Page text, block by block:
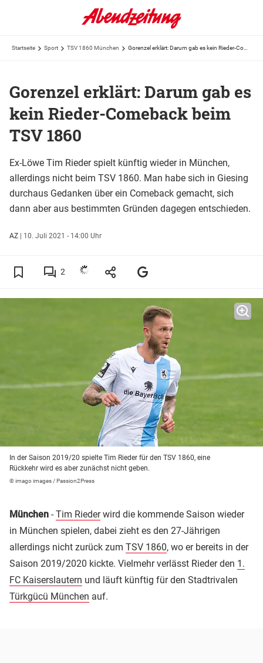
Startseite Sport TSV 1860 München
Gorenzel erklärt: Darum gab es
kein Rieder-Comeback beim
TSV 1860
Ex-Löwe Tim Rieder spielt künftig wieder in München,
allerdings nicht beim TSV 1860. Man habe sich in Giesing
durchaus Gedanken über ein Comeback gemacht, sich
dann aber aus bestimmten Gründen dagegen entschieden.
AZ | 10. Juli 2021 - 14:00 Uhr
2
In der Saison 2019/20 spielte Tim Rieder für den TSV 1860, eine
Rückkehr wird es aber zunächst nicht geben.
© imago images / Passion2Press
München - Tim Riederwird die kommende Saison wieder
in München spielen, dabei zieht es den 27-Jährigen
allerdings nicht zurück zum TSV 1860, wo er bereits in der
Saison 2019/2020 kickte. Vielmehr verlässt Rieder den 1.
FC Kaiserslautern und läuft künftig für den Stadtrivalen
Türkgücü München auf.